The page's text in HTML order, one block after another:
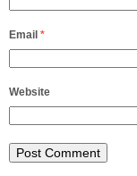
Email *
Website